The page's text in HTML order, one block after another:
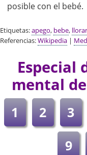
posible con el bebé.
Etiquetas:apego, bebe, llorar
Referencias:Wikipedia |
Especial
mental
1 2 3
9